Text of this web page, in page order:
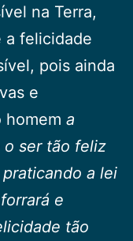
na Terra,
a felicidade
pois ainda
e
homem a
o ser tão feliz
praticando a lei
e
tão